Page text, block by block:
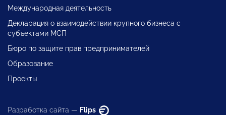
Международная деятельность
Декларация о взаимодействии крупного бизнеса с
субъектами МСП
Бюро по защите прав предпринимателей
Образование
Проекты
Разработка сайта — Flips